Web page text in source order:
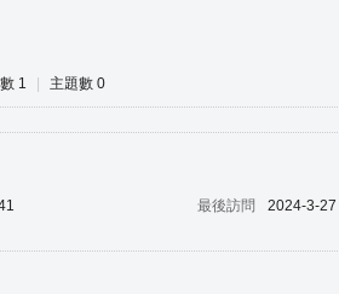
1 主題數 0
最後訪問
2024-3-